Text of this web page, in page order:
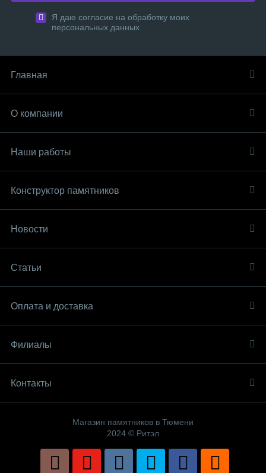
Я даю согласие на обработку моих
персональных данных
Главная
О компании
Наши работы
Конструктор памятников
Новости
Статьи
Оплата и доставка
Филиалы
Контакты
Магазин памятников в Тюмени
2024 © Ритэл